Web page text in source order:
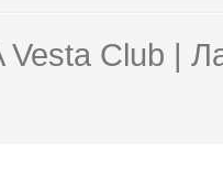
Vesta Club |